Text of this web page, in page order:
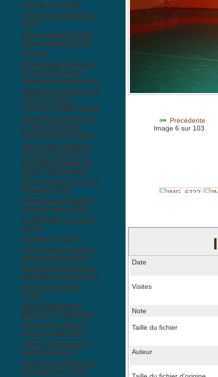
Fête du sport 2022
Forum des associations
2022
Fête du sport et Forum
des associations 2020
Horaires
Article Ouest France du
20 juin 2018 Quatre
nouveaux gradés au club
Article Ouest France du 4
juillet 2017 Neuf
nouveaux gradés au club
Article Ouest France du
20 Aout 2016 Stage
Toshiro SUGA Ploemeur
Stage d'été d'Aïkido du
15 au 21 Aout 2016 à
PLOEMEUR animé par
Toshiro SUGA Shihan
Article Ouest France du 5
Novembre 2015
Article Ouest France du
mardi 13 janvier 2015
Le Reigisaho par Kanaï
Senseï
Condition et Tarifs
Fête du sport et Forum
des associations 2014
Article Ouest France du
vendredi 10 janvier 2014
Derniers articles de
presse
Article Télégramme
Dimanche 7 juillet 2013
Article Ouest France
samedi 6 juillet 2013
Article Télégramme du
jeudi 6 Juin 2013
Article Ouest France du
mercredi 5 Juin 2013
Précédente
Image 6 sur 103
Date
Visites
Note
Taille du fichier
Auteur